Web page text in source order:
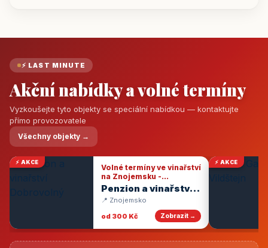
⚡ LAST MINUTE
Akční nabídky a volné termíny
Vyzkoušejte tyto objekty se speciální nabídkou — kontaktujte
přímo provozovatele
Všechny objekty →
⚡ AKCE
Volné termíny ve vinařství
na Znojemsku -
degustace vín
Penzion a vinařství
Dobrovolný
📍 Znojemsko
od 300 Kč
Zobrazit →
⚡ AKCE